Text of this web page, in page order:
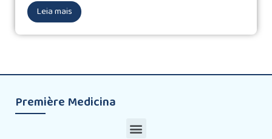
Leia mais
Première Medicina